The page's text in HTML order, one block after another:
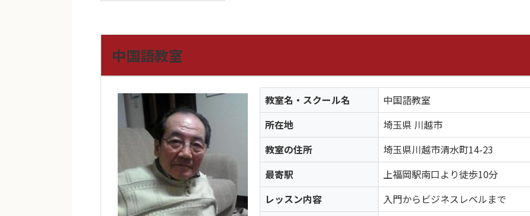
中国語教室
教室名・スクール名
中国語教室
所在地
埼玉県 川越市
教室の住所
埼玉県川越市清水町14-23
最寄駅
上福岡駅南口より徒歩10分
レッスン内容
入門からビジネスレベルまで